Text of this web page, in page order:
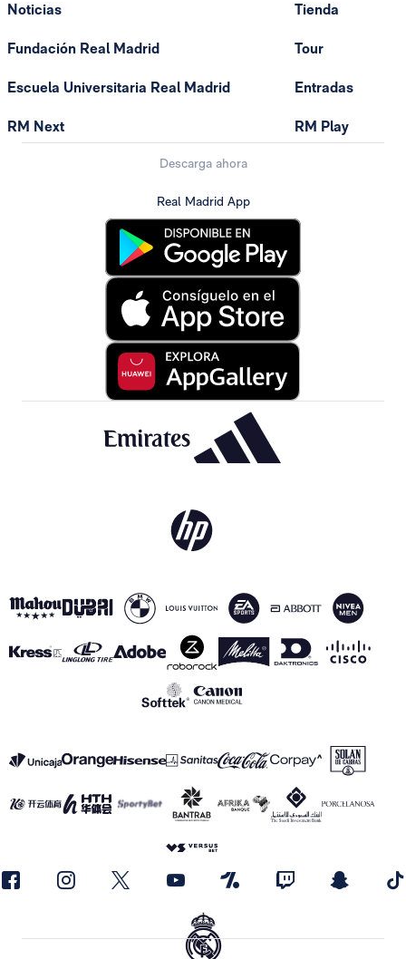
Noticias
Fundación Real Madrid
Escuela Universitaria Real Madrid
RM Next
Tienda
Tour
Entradas
RM Play
Descarga ahora
Real Madrid App